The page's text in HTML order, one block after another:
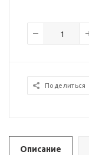
Поделиться
Описание